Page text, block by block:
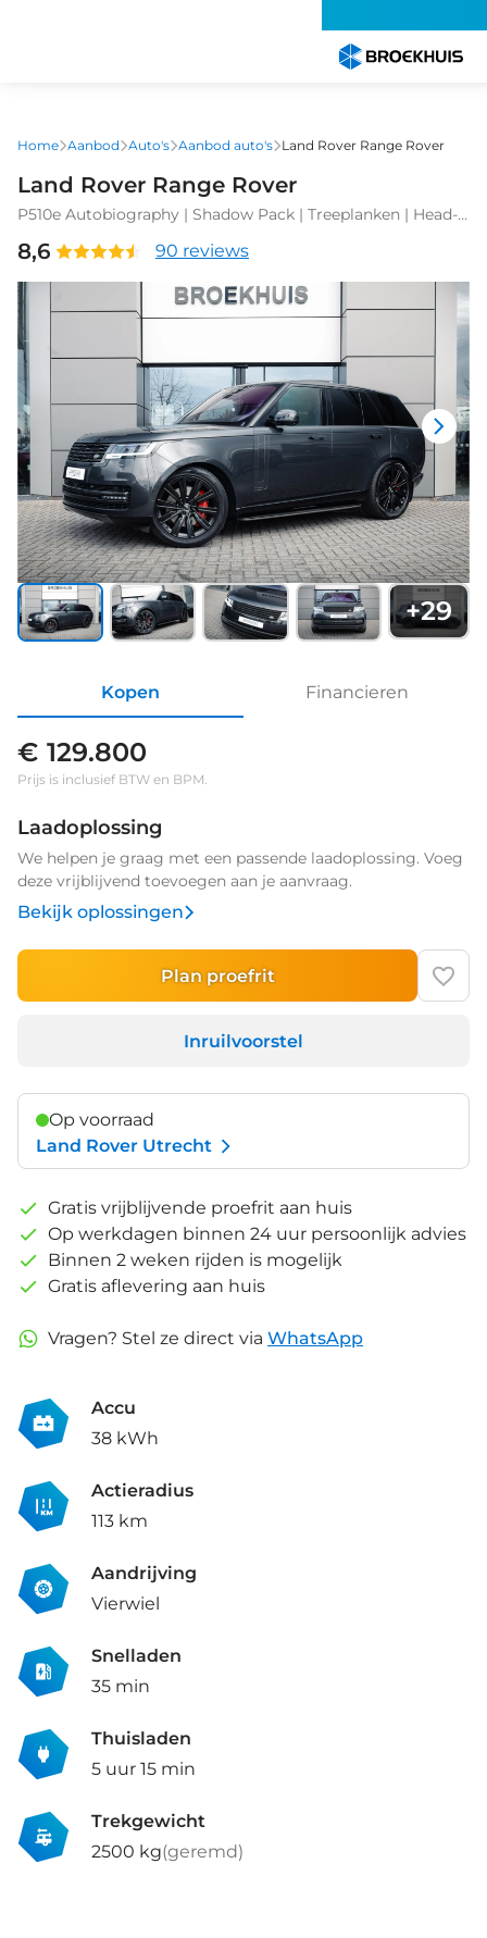
gaan
Home Aanbod Auto's Aanbod auto's Land Rover Range Rover
Land Rover Range Rover
P510e Autobiography | Shadow Pack | Treeplanken | Head-
8,6 90 reviews
+29
Kopen Financieren
€ 129.800
Prijs is inclusief BTW en BPM.
Laadoplossing
We helpen je graag met een passende laadoplossing. Voeg
deze vrijblijvend toevoegen aan je aanvraag.
Bekijk oplossingen
Plan proefrit
Inruilvoorstel
Op voorraad
Land Rover Utrecht
Gratis vrijblijvende proefrit aan huis
Op werkdagen binnen 24 uur persoonlijk advies
Binnen 2 weken rijden is mogelijk
Gratis aflevering aan huis
Vragen? Stel ze direct via WhatsApp
Accu
38 kWh
Actieradius
113 km
Aandrijving
Vierwiel
Snelladen
35 min
Thuisladen
5 uur 15 min
Trekgewicht
2500 kg(geremd)